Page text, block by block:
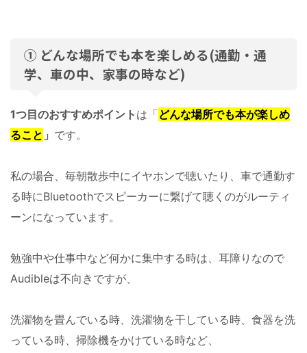
① どんな場所でも本を楽しめる(通勤・通
学、車の中、家事の時など)
1つ目のおすすめポイント は「どんな場所でも本が楽しめ
ること 」 です。
私の場合、毎朝散歩中にイヤホンで聴いたり、車で通勤す
る時にBluetoothでスピーカーに繋げて聴くのがルーティ
ーンになっています。
勉強中や仕事中など何かに集中する時は、耳障りなので
Audibleは不向きですが、
洗濯物を畳んでいる時、洗濯物を干している時、食器を洗
っている時、掃除機をかけている時など、